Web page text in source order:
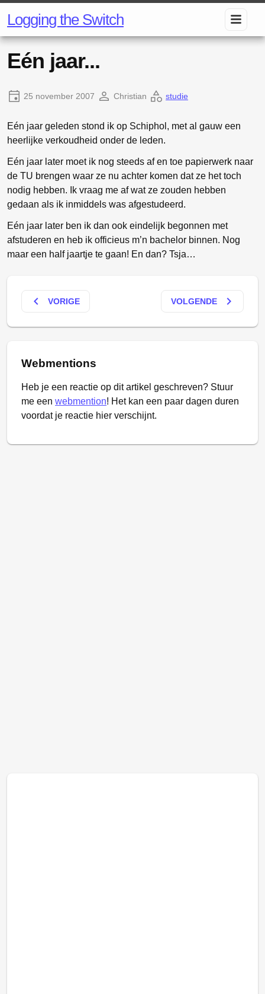
Logging the Switch
Eén jaar...
25 november 2007 Christian studie
Eén jaar geleden stond ik op Schiphol, met al gauw een
heerlijke verkoudheid onder de leden.
Eén jaar later moet ik nog steeds af en toe papierwerk naar
de TU brengen waar ze nu achter komen dat ze het toch
nodig hebben. Ik vraag me af wat ze zouden hebben
gedaan als ik inmiddels was afgestudeerd.
Eén jaar later ben ik dan ook eindelijk begonnen met
afstuderen en heb ik officieus m’n bachelor binnen. Nog
maar een half jaartje te gaan! En dan? Tsja…
keyboard_arrow_left VORIGE VOLGENDE keyboard_arrow_right
Webmentions
Heb je een reactie op dit artikel geschreven? Stuur
me een webmention! Het kan een paar dagen duren
voordat je reactie hier verschijnt.